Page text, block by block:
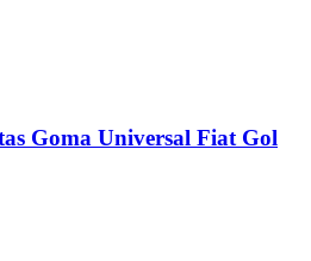
Goma Universal Fiat Gol